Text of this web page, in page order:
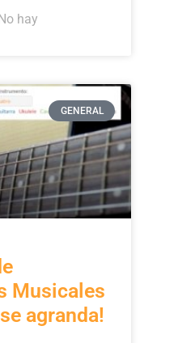
hay
GENERAL
Musicales
agranda!